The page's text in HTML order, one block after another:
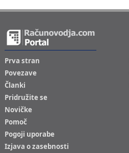
Prva stran
Povezave
Članki
Pridružite se
Novičke
Pomoč
Pogoji uporabe
Izjava o zasebnosti